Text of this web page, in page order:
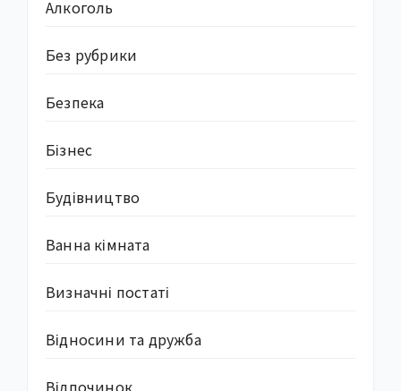
Алкоголь
Без рубрики
Безпека
Бізнес
Будівництво
Ванна кімната
Визначні постаті
Відносини та дружба
Відпочинок